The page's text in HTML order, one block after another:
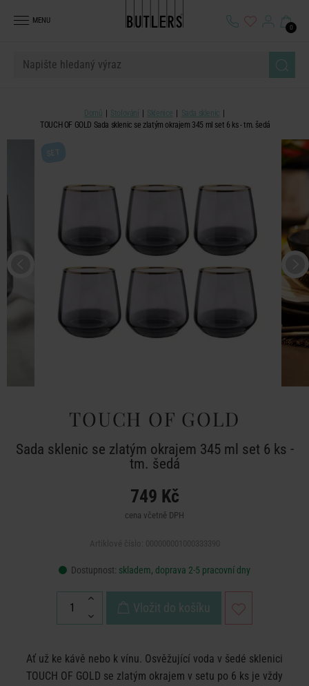
MENU
0
Domů Stolování Sklenice
Sada sklenic
TOUCH OF GOLD Sada sklenic se zlatým okrajem 345 ml set 6 ks - tm. šedá
TOUCH OF GOLD
Sada sklenic se zlatým okrajem 345 ml set 6 ks -
tm. šedá
749 Kč
cena včetně DPH
Dostupnost: skladem, doprava 2-5 pracovní dny
Vložit do košíku
Ať už ke kávě nebo k vínu. Osvěžující voda v šedé sklenici
TOUCH OF GOLD se zlatým okrajem v setu po 6 ks je vždy